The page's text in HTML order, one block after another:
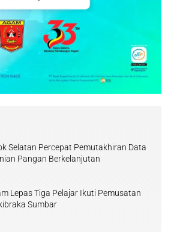
Selatan Percepat Pemutakhiran Data
Pangan Berkelanjutan
Lepas Tiga Pelajar Ikuti Pemusatan
Sumbar